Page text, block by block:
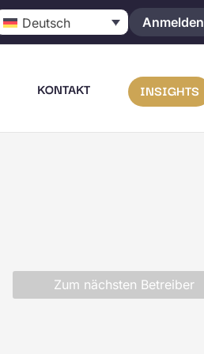
Deutsch Anmelden
KONTAKT INSIGHTS
Zum nächsten Betreiber